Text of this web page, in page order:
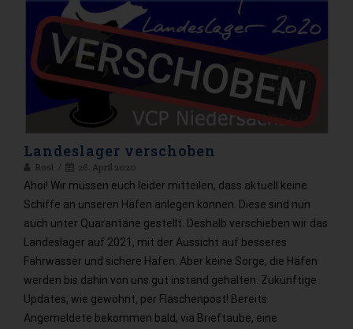
Landeslager verschoben
Rosi 26. April 2020
Ahoi! Wir müssen euch leider mitteilen, dass aktuell keine
Schiffe an unseren Häfen anlegen können. Diese sind nun
auch unter Quarantäne gestellt. Deshalb verschieben wir das
Landeslager auf 2021, mit der Aussicht auf besseres
Fahrwasser und sichere Häfen. Aber keine Sorge, die Häfen
werden bis dahin von uns gut instand gehalten. Zukünftige
Updates, wie gewohnt, per Flaschenpost! Bereits
Angemeldete bekommen bald, via Brieftaube, eine